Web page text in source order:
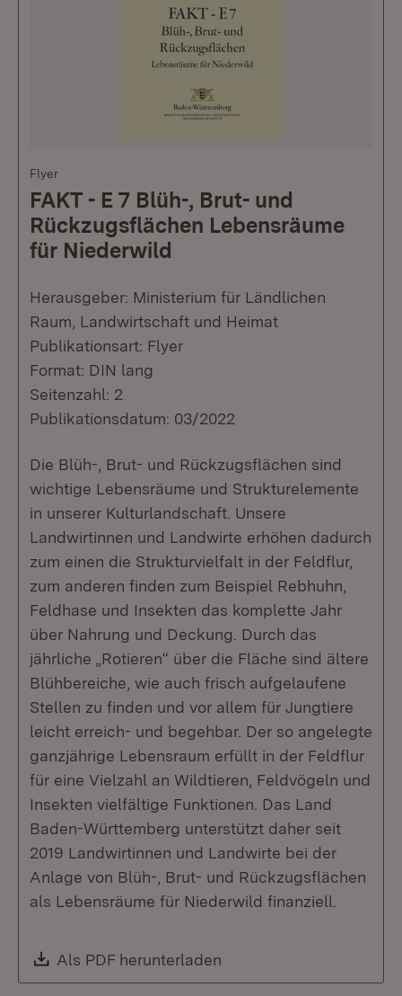
Flyer
FAKT - E 7 Blüh-, Brut- und
Rückzugsflächen Lebensräume
für Niederwild
Herausgeber: Ministerium für Ländlichen
Raum, Landwirtschaft und Heimat
Publikationsart: Flyer
Format: DIN lang
Seitenzahl: 2
Publikationsdatum: 03/2022
Die Blüh-, Brut- und Rückzugsflächen sind
wichtige Lebensräume und Strukturelemente
in unserer Kulturlandschaft. Unsere
Landwirtinnen und Landwirte erhöhen dadurch
zum einen die Strukturvielfalt in der Feldflur,
zum anderen finden zum Beispiel Rebhuhn,
Feldhase und Insekten das komplette Jahr
über Nahrung und Deckung. Durch das
jährliche „Rotieren“ über die Fläche sind ältere
Blühbereiche, wie auch frisch aufgelaufene
Stellen zu finden und vor allem für Jungtiere
leicht erreich- und begehbar. Der so angelegte
ganzjährige Lebensraum erfüllt in der Feldflur
für eine Vielzahl an Wildtieren, Feldvögeln und
Insekten vielfältige Funktionen. Das Land
Baden-Württemberg unterstützt daher seit
2019 Landwirtinnen und Landwirte bei der
Anlage von Blüh-, Brut- und Rückzugsflächen
als Lebensräume für Niederwild finanziell.
Download:
Als PDF herunterladen